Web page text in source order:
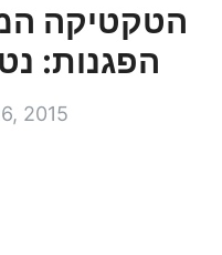
הטקטיקה
הפגנות:
2015